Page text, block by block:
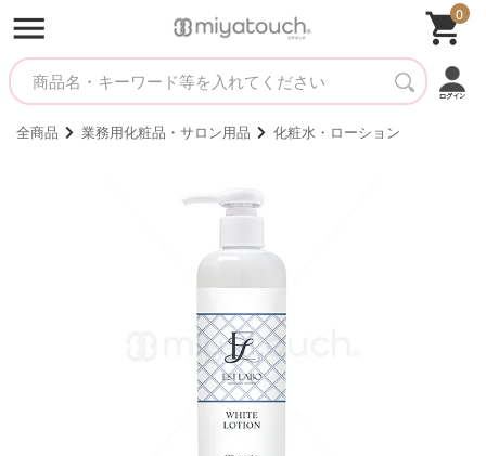
0
全商品 業務用化粧品・サロン用品 化粧水・ローション